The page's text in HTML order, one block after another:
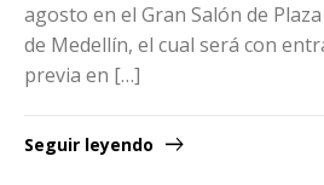
agosto en el Gran Salón de
de Medellín, el cual será con
previa en […]
Seguir leyendo